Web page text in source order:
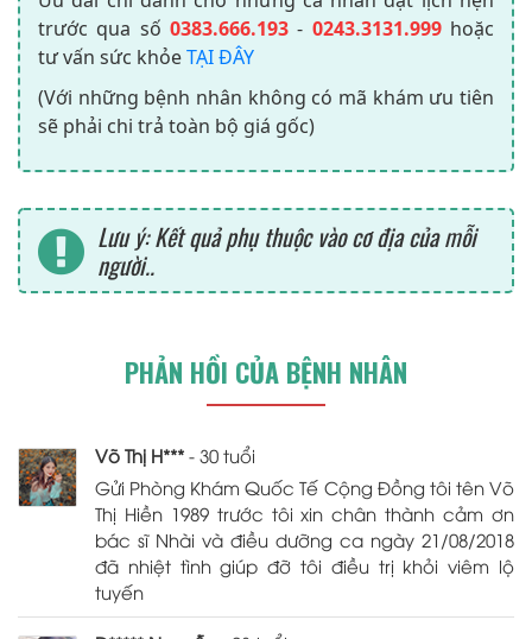
trước qua số 0383.666.193 - 0243.3131.999hoặc
tư vấn sức khỏeTẠI ĐÂY
(Với những bệnh nhân không có mã khám ưu tiên
sẽ phải chi trả toàn bộ giá gốc)
Lưu ý: Kết quả phụ thuộc vào cơ địa của mỗi
người..
PHẢN HỒI CỦA BỆNH NHÂN
Võ Thị H*** - 30 tuổi
Gửi Phòng Khám Quốc Tế Cộng Đồng tôi tên Võ
Thị Hiền 1989 trước tôi xin chân thành cảm ơn
bác sĩ Nhài và điều dưỡng ca ngày 21/08/2018
đã nhiệt tình giúp đỡ tôi điều trị khỏi viêm lộ
tuyến